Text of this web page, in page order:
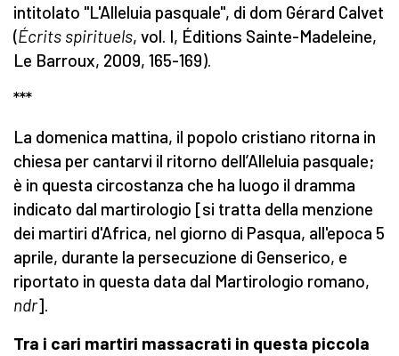
intitolato "L'Alleluia pasquale", di dom Gérard Calvet
(Écrits spirituels, vol. I, Éditions Sainte-Madeleine,
Le Barroux, 2009, 165-169).
***
La domenica mattina, il popolo cristiano ritorna in
chiesa per cantarvi il ritorno dell’Alleluia pasquale;
è in questa circostanza che ha luogo il dramma
indicato dal martirologio [si tratta della menzione
dei martiri d'Africa, nel giorno di Pasqua, all'epoca 5
aprile, durante la persecuzione di Genserico, e
riportato in questa data dal Martirologio romano,
ndr].
Tra i cari martiri massacrati in questa piccola